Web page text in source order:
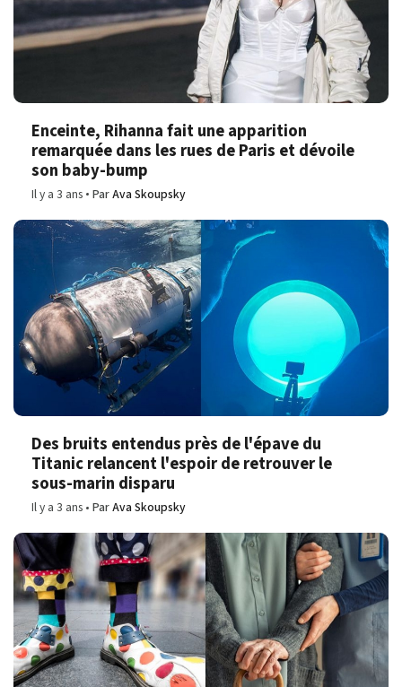
Enceinte, Rihanna fait une apparition
remarquée dans les rues de Paris et dévoile
son baby-bump
Il y a 3 ans ParAva Skoupsky
Des bruits entendus près de l'épave du
Titanic relancent l'espoir de retrouver le
sous-marin disparu
Il y a 3 ans ParAva Skoupsky